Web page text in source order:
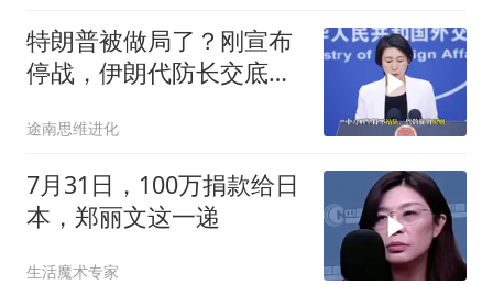
特朗普被做局了？刚宣布
停战，伊朗代防长交底，
途南思维进化
7月31日，100万捐款给日
本，郑丽文这一递
生活魔术专家